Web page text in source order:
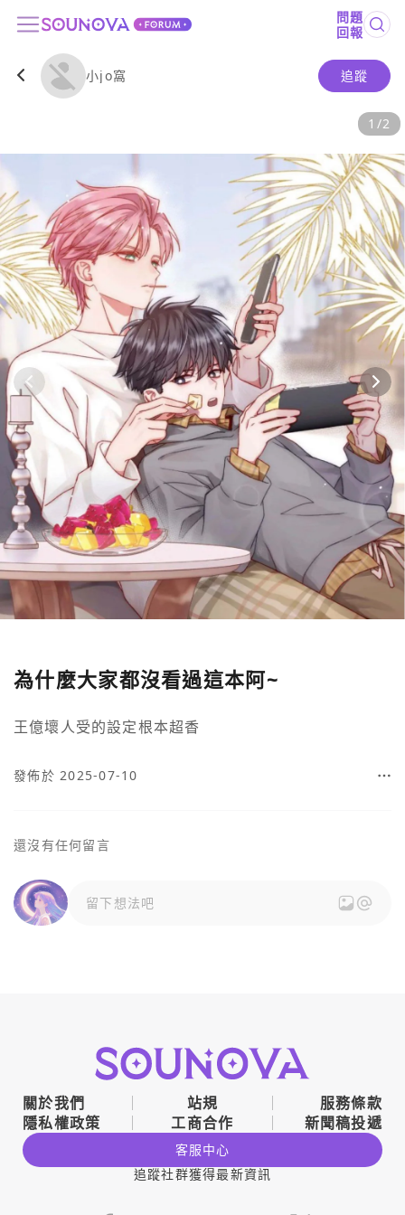
問題
回報
1 /2
小jo窩 追蹤
為什麼大家都沒看過這本阿~
王億壞人受的設定根本超香
發佈於 2025-07-10
還沒有任何留言
留下想法吧
關於我們 站規
服務條款
隱私權政策
工商合作 新聞稿投遞
客服中心
追蹤社群獲得最新資訊